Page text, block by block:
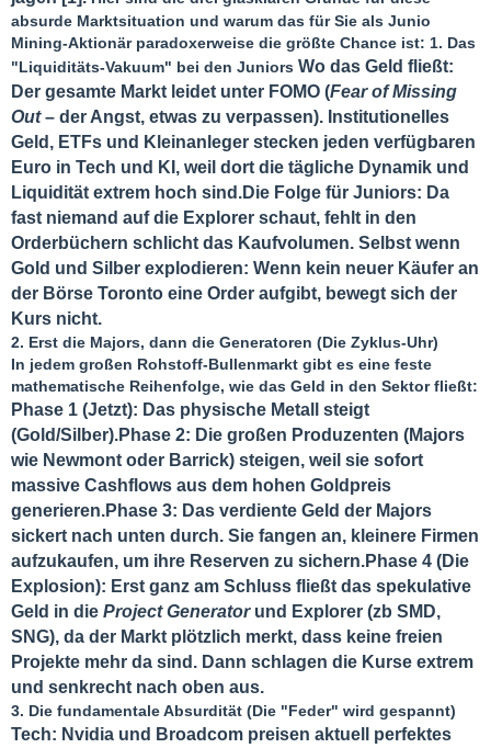
absurde Marktsituation und warum das für Sie als Junio
Mining-Aktionär paradoxerweise die größte Chance ist: 1. Das
"Liquiditäts-Vakuum" bei den Juniors Wo das Geld fließt:
Der gesamte Markt leidet unter FOMO (Fear of Missing
Out– der Angst, etwas zu verpassen). Institutionelles
Geld, ETFs und Kleinanleger stecken jeden verfügbaren
Euro in Tech und KI, weil dort die tägliche Dynamik und
Liquidität extrem hoch sind.Die Folge für Juniors: Da
fast niemand auf die Explorer schaut, fehlt in den
Orderbüchern schlicht das Kaufvolumen. Selbst wenn
Gold und Silber explodieren: Wenn kein neuer Käufer an
der Börse Toronto eine Order aufgibt, bewegt sich der
Kurs nicht.
2. Erst die Majors, dann die Generatoren (Die Zyklus-Uhr)
In jedem großen Rohstoff-Bullenmarkt gibt es eine feste
mathematische Reihenfolge, wie das Geld in den Sektor fließt:
Phase 1 (Jetzt): Das physische Metall steigt
(Gold/Silber).Phase 2: Die großen Produzenten (Majors
wie Newmont oder Barrick) steigen, weil sie sofort
massive Cashflows aus dem hohen Goldpreis
generieren.Phase 3: Das verdiente Geld der Majors
sickert nach unten durch. Sie fangen an, kleinere Firmen
aufzukaufen, um ihre Reserven zu sichern.Phase 4 (Die
Explosion): Erst ganz am Schluss fließt das spekulative
Geld in die Project Generatorund Explorer (zb SMD,
SNG), da der Markt plötzlich merkt, dass keine freien
Projekte mehr da sind. Dann schlagen die Kurse extrem
und senkrecht nach oben aus.
3. Die fundamentale Absurdität (Die "Feder" wird gespannt)
Tech: Nvidia und Broadcom preisen aktuell perfektes